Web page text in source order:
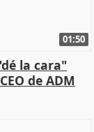
01:50
la cara"
de ADM